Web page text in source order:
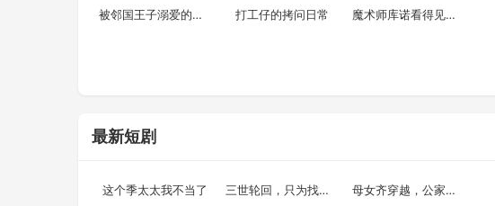
被邻国王子溺爱的反派女主 打工仔的拷问日常 魔术师库诺看得见一切
最新短剧
这个季太太我不当了 三世轮回，只为找到你 母女齐穿越，公家吃糠我炫肉